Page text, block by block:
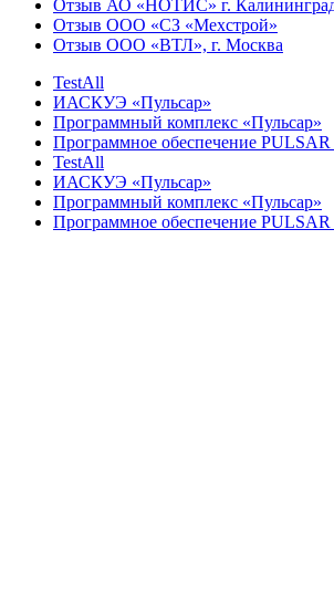
Отзыв АО «НОТИС» г.
Отзыв ООО «СЗ «Мехстрой»
Отзыв ООО «ВТЛ», г. Москва
TestAll
ИАСКУЭ «Пульсар»
Программный комплекс «Пульсар»
Программное обеспечение
TestAll
ИАСКУЭ «Пульсар»
Программный комплекс «Пульсар»
Программное обеспечение